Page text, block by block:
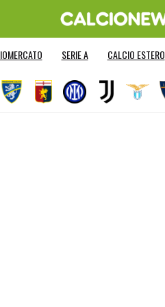
SERIE A CALCIO ESTERO